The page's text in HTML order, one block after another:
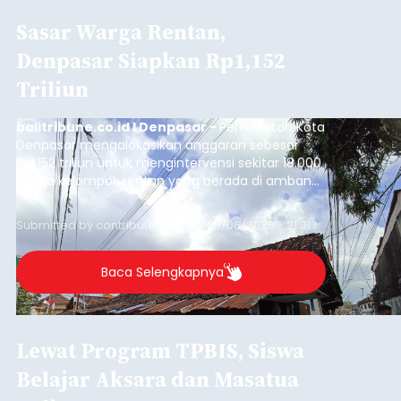
Sasar Warga Rentan,
Denpasar Siapkan Rp1,152
Triliun
balitribune.co.id I Denpasar - Pemerintah Kota
Denpasar mengalokasikan anggaran sebesar
Rp1,152 triliun untuk mengintervensi sekitar 18.000
warga kelompok rentan yang berada di ambang
garis kemiskinan. Langkah strategis ini diambil
guna menjaga masyarakat yang berada pada
kelompok desil 5 dan 6 tersebut agar tidak
merosot ke kategori miskin.
Submitted by contributor Thu, 08/06/2026 - 21:31
Baca Selengkapnya
Lewat Program TPBIS, Siswa
Belajar Aksara dan Masatua